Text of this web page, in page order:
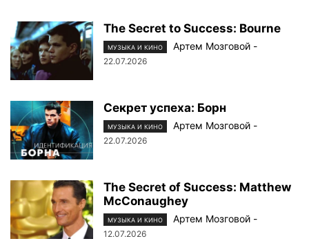
The Secret to Success: Bourne
МУЗЫКА И КИНО Артем Мозговой -
22.07.2026
Секрет успеха: Борн
МУЗЫКА И КИНО Артем Мозговой -
22.07.2026
The Secret of Success: Matthew
McConaughey
МУЗЫКА И КИНО Артем Мозговой -
12.07.2026